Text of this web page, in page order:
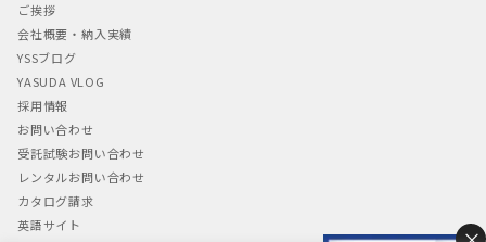
ご挨拶
会社概要・納入実績
YSSブログ
YASUDA VLOG
採用情報
お問い合わせ
受託試験お問い合わせ
レンタルお問い合わせ
カタログ請求
英語サイト